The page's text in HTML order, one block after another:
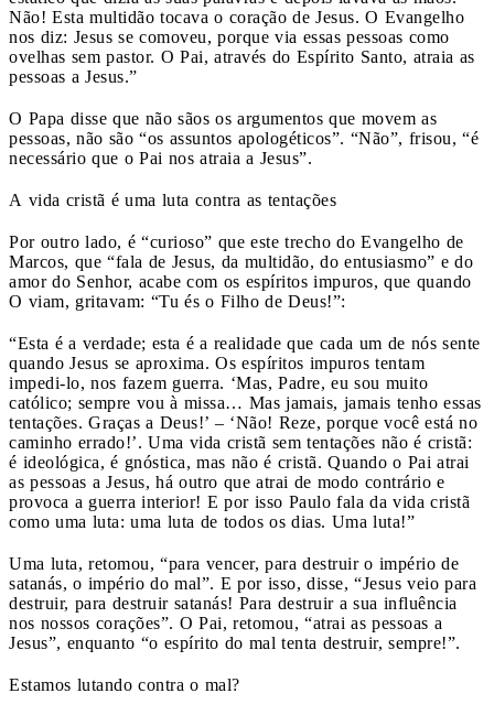
Não! Esta multidão tocava o coração de Jesus. O Evangelho
nos diz: Jesus se comoveu, porque via essas pessoas como
ovelhas sem pastor. O Pai, através do Espírito Santo, atraia as
pessoas a Jesus.”
O Papa disse que não sãos os argumentos que movem as
pessoas, não são “os assuntos apologéticos”. “Não”, frisou, “é
necessário que o Pai nos atraia a Jesus”.
A vida cristã é uma luta contra as tentações
Por outro lado, é “curioso” que este trecho do Evangelho de
Marcos, que “fala de Jesus, da multidão, do entusiasmo” e do
amor do Senhor, acabe com os espíritos impuros, que quando
O viam, gritavam: “Tu és o Filho de Deus!”:
“Esta é a verdade; esta é a realidade que cada um de nós sente
quando Jesus se aproxima. Os espíritos impuros tentam
impedi-lo, nos fazem guerra. ‘Mas, Padre, eu sou muito
católico; sempre vou à missa… Mas jamais, jamais tenho essas
tentações. Graças a Deus!’ – ‘Não! Reze, porque você está no
caminho errado!’. Uma vida cristã sem tentações não é cristã:
é ideológica, é gnóstica, mas não é cristã. Quando o Pai atrai
as pessoas a Jesus, há outro que atrai de modo contrário e
provoca a guerra interior! E por isso Paulo fala da vida cristã
como uma luta: uma luta de todos os dias. Uma luta!”
Uma luta, retomou, “para vencer, para destruir o império de
satanás, o império do mal”. E por isso, disse, “Jesus veio para
destruir, para destruir satanás! Para destruir a sua influência
nos nossos corações”. O Pai, retomou, “atrai as pessoas a
Jesus”, enquanto “o espírito do mal tenta destruir, sempre!”.
Estamos lutando contra o mal?